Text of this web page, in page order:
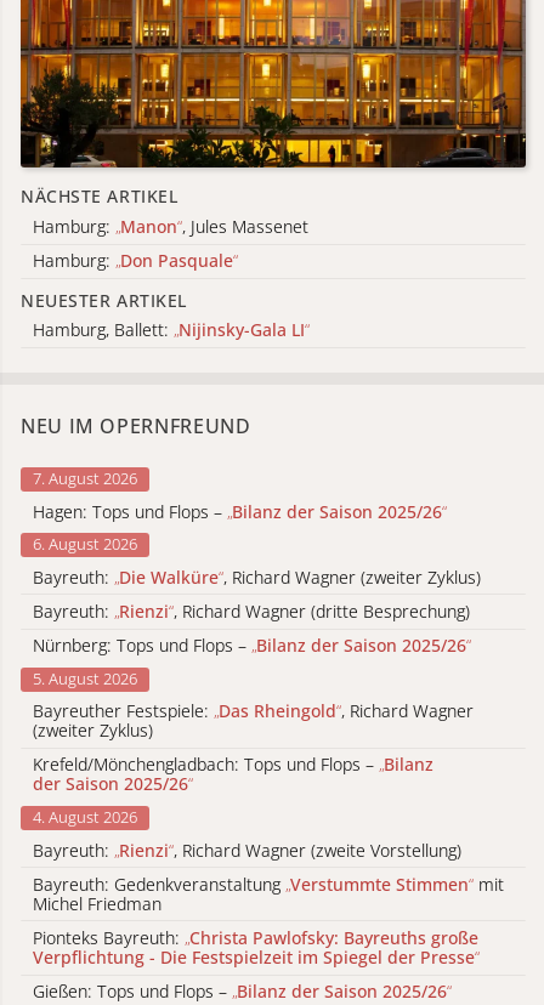
NÄCHSTE ARTIKEL
Hamburg: „Manon“, Jules Massenet
Hamburg: „Don Pasquale“
NEUESTER ARTIKEL
Hamburg, Ballett: „Nijinsky-Gala LI“
NEU IM OPERNFREUND
7. August 2026
Hagen: Tops und Flops – „Bilanz der Saison 2025/26“
6. August 2026
Bayreuth: „Die Walküre“, Richard Wagner (zweiter Zyklus)
Bayreuth: „Rienzi“, Richard Wagner (dritte Besprechung)
Nürnberg: Tops und Flops – „Bilanz der Saison 2025/26“
5. August 2026
Bayreuther Festspiele: „Das Rheingold“, Richard Wagner
(zweiter Zyklus)
Krefeld/Mönchengladbach: Tops und Flops – „Bilanz
der Saison 2025/26“
4. August 2026
Bayreuth: „Rienzi“, Richard Wagner (zweite Vorstellung)
Bayreuth: Gedenkveranstaltung „Verstummte Stimmen“ mit
Michel Friedman
Pionteks Bayreuth: „Christa Pawlofsky: Bayreuths große
Verpflichtung - Die Festspielzeit im Spiegel der Presse“
Gießen: Tops und Flops – „Bilanz der Saison 2025/26“